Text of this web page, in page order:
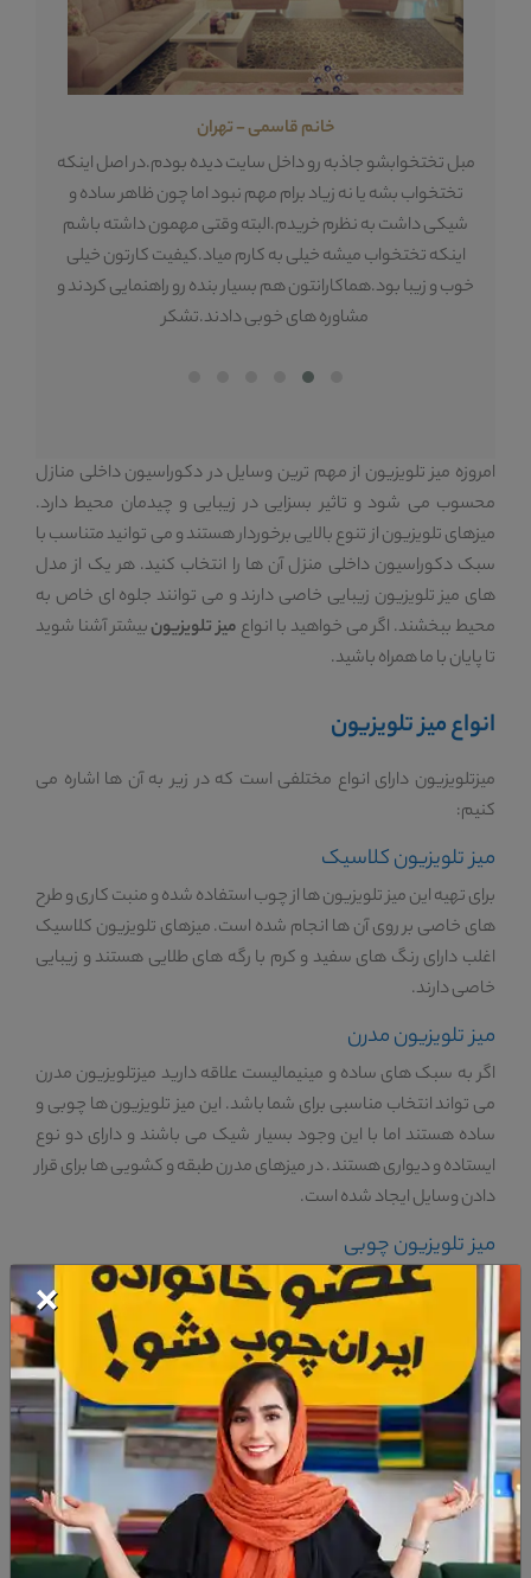
خانم قاسمی - تهران
مبل تختخوابشو جاذبه رو داخل سایت دیده بودم.در اصل اینکه
تختخواب بشه یا نه زیاد برام مهم نبود اما چون ظاهر ساده و
شیکی داشت به نظرم خریدم.البته وقتی مهمون داشته باشم
اینکه تختخواب میشه خیلی به کارم میاد.کیفیت کارتون خیلی
خوب و زیبا بود.هماکارانتون هم بسیار بنده رو راهنمایی کردند و
مشاوره های خوبی دادند.تشکر
امروزه میز تلویزیون از مهم ترین وسایل در دکوراسیون داخلی منازل
محسوب می شود و تاثیر بسزایی در زیبایی و چیدمان محیط دارد.
میزهای تلویزیون از تنوع بالایی برخوردار هستند و می توانید متناسب با
سبک دکوراسیون داخلی منزل آن ها را انتخاب کنید. هر یک از مدل
های میز تلویزیون زیبایی خاصی دارند و می توانند جلوه ای خاص به
محیط ببخشند. اگر می خواهید با انواع میز تلویزیونبیشتر آشنا شوید
تا پایان با ما همراه باشید.
انواع میز تلویزیون
میزتلویزیون دارای انواع مختلفی است که در زیر به آن ها اشاره می
کنیم:
میز تلویزیون کلاسیک
برای تهیه این میز تلویزیون ها از چوب استفاده شده و منبت کاری و طرح
های خاصی بر روی آن ها انجام شده است. میزهای تلویزیون کلاسیک
اغلب دارای رنگ های سفید و کرم با رگه های طلایی هستند و زیبایی
خاصی دارند.
میز تلویزیون مدرن
اگر به سبک های ساده و مینیمالیست علاقه دارید میزتلویزیون مدرن
می تواند انتخاب مناسبی برای شما باشد. این میز تلویزیون ها چوبی و
ساده هستند اما با این وجود بسیار شیک می باشند و دارای دو نوع
ایستاده و دیواری هستند. در میزهای مدرن طبقه و کشویی ها برای قرار
دادن وسایل ایجاد شده است.
میز تلویزیون چوبی
این نوع از میز تلویزیون ها از پر فروش ترین میزهای تلویزیون محسوب
می شوند، زیرا به راحتی می توان از آن ها در هر سبک دکوراسیون
داخلی و چیدمانی استفاده نمود. این زیر تلوزیون ها تنوع طرح خیلی
بالایی دارند.
میز تلویزیون ام دی اف
این میزها با توجه به تنوع طرح و رنگ عالی که دارند چند سالی است که
خیلی محبوب شده اند و خیلی از افراد آن ها را بر میزتلویزیون های
شیشه ای و فلزی ترجیح می دهند. این میزها در عین زیبایی از قیمت و
حتی مقاومت و کیفیت خوبی نیز برخوردار هستند.
×